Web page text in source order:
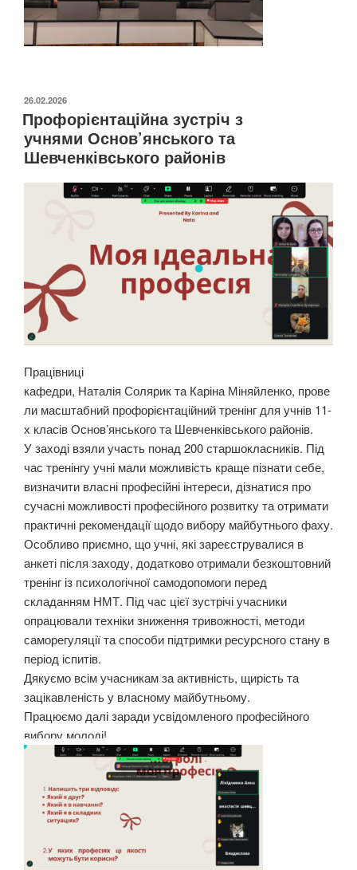
ОПУБЛІКОВАНО
26.02.2026
Профорієнтаційна зустріч з
учнями Основ’янського та
Шевченківського районів
Працівниці
кафедри, Наталія Солярик та Каріна Міняйленко, прове
ли масштабний профорієнтаційний тренінг для учнів 11-
х класів Основ’янського та Шевченківського районів.
У заході взяли участь понад 200 старшокласників. Під
час тренінгу учні мали можливість краще пізнати себе,
визначити власні професійні інтереси, дізнатися про
сучасні можливості професійного розвитку та отримати
практичні рекомендації щодо вибору майбутнього фаху.
Особливо приємно, що учні, які зареєструвалися в
анкеті після заходу, додатково отримали безкоштовний
тренінг із психологічної самодопомоги перед
складанням НМТ. Під час цієї зустрічі учасники
опрацювали техніки зниження тривожності, методи
саморегуляції та способи підтримки ресурсного стану в
період іспитів.
Дякуємо всім учасникам за активність, щирість та
зацікавленість у власному майбутньому.
Працюємо далі заради усвідомленого професійного
вибору молоді!